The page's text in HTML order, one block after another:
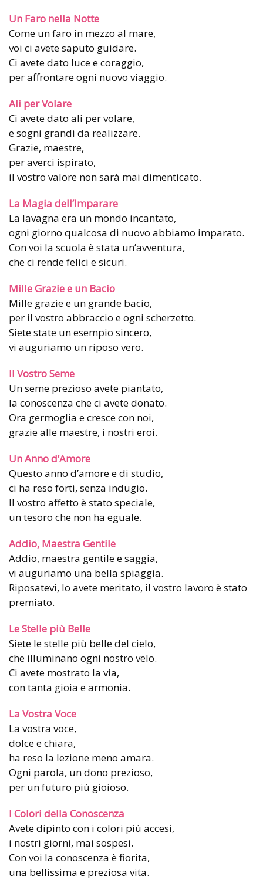
Un Faro nella Notte
Come un faro in mezzo al mare,
voi ci avete saputo guidare.
Ci avete dato luce e coraggio,
per affrontare ogni nuovo viaggio.
Ali per Volare
Ci avete dato ali per volare,
e sogni grandi da realizzare.
Grazie, maestre,
per averci ispirato,
il vostro valore non sarà mai dimenticato.
La Magia dell’Imparare
La lavagna era un mondo incantato,
ogni giorno qualcosa di nuovo abbiamo imparato.
Con voi la scuola è stata un’avventura,
che ci rende felici e sicuri.
Mille Grazie e un Bacio
Mille grazie e un grande bacio,
per il vostro abbraccio e ogni scherzetto.
Siete state un esempio sincero,
vi auguriamo un riposo vero.
Il Vostro Seme
Un seme prezioso avete piantato,
la conoscenza che ci avete donato.
Ora germoglia e cresce con noi,
grazie alle maestre, i nostri eroi.
Un Anno d’Amore
Questo anno d’amore e di studio,
ci ha reso forti, senza indugio.
Il vostro affetto è stato speciale,
un tesoro che non ha eguale.
Addio, Maestra Gentile
Addio, maestra gentile e saggia,
vi auguriamo una bella spiaggia.
Riposatevi, lo avete meritato, il vostro lavoro è stato
premiato.
Le Stelle più Belle
Siete le stelle più belle del cielo,
che illuminano ogni nostro velo.
Ci avete mostrato la via,
con tanta gioia e armonia.
La Vostra Voce
La vostra voce,
dolce e chiara,
ha reso la lezione meno amara.
Ogni parola, un dono prezioso,
per un futuro più gioioso.
I Colori della Conoscenza
Avete dipinto con i colori più accesi,
i nostri giorni, mai sospesi.
Con voi la conoscenza è fiorita,
una bellissima e preziosa vita.